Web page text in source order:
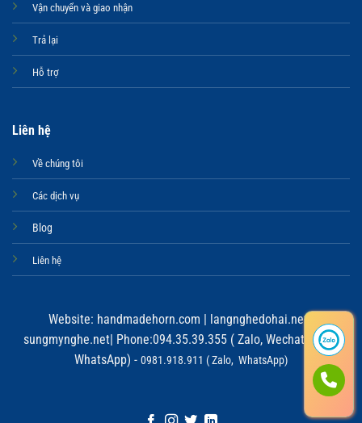
Vận chuyển và giao nhận
Trả lại
Hỗ trợ
Liên hệ
Về chúng tôi
Các dịch vụ
Blog
Liên hệ
Website: handmadehorn.com | langnghedohai.net
sungmynghe.net| Phone:094.35.39.355 ( Zalo, Wechat, Viber,
WhatsApp) - 0981.918.911 ( Zalo, WhatsApp)